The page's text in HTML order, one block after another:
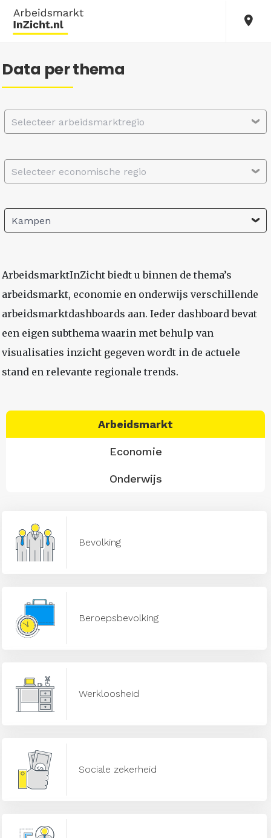
Data per thema
Selecteer arbeidsmarktregio
Selecteer economische regio
Kampen
ArbeidsmarktInZicht biedt u binnen de thema’s
arbeidsmarkt, economie en onderwijs verschillende
arbeidsmarktdashboards aan. Ieder dashboard bevat
een eigen subthema waarin met behulp van
visualisaties inzicht gegeven wordt in de actuele
stand en relevante regionale trends.
Arbeidsmarkt
Economie
Onderwijs
Bevolking
Beroepsbevolking
Werkloosheid
Sociale zekerheid